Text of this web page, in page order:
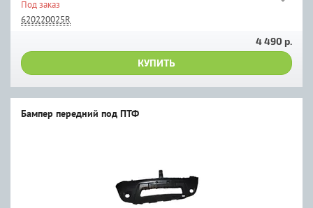
Под заказ
620220025R
4 490 р.
КУПИТЬ
Бампер передний под ПТФ